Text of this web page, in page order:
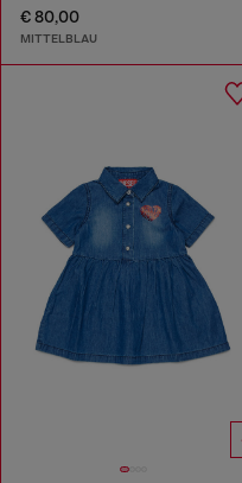
€ 80,00
MITTELBLAU